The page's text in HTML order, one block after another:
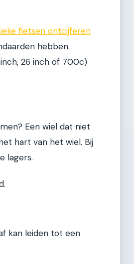
fietsen ontcijferen
hebben.
26 inch of 700c)
Een wiel dat niet
hart van het wiel. Bij
lagers.
kan leiden tot een